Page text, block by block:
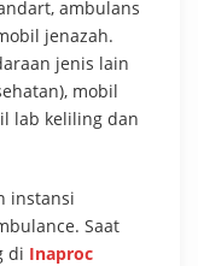
ambulans
jenazah.
jenis lain
mobil
lab keliling dan
instansi
Saat
di Inaproc